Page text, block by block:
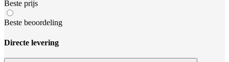
Beste prijs
Beste beoordeling
Directe levering